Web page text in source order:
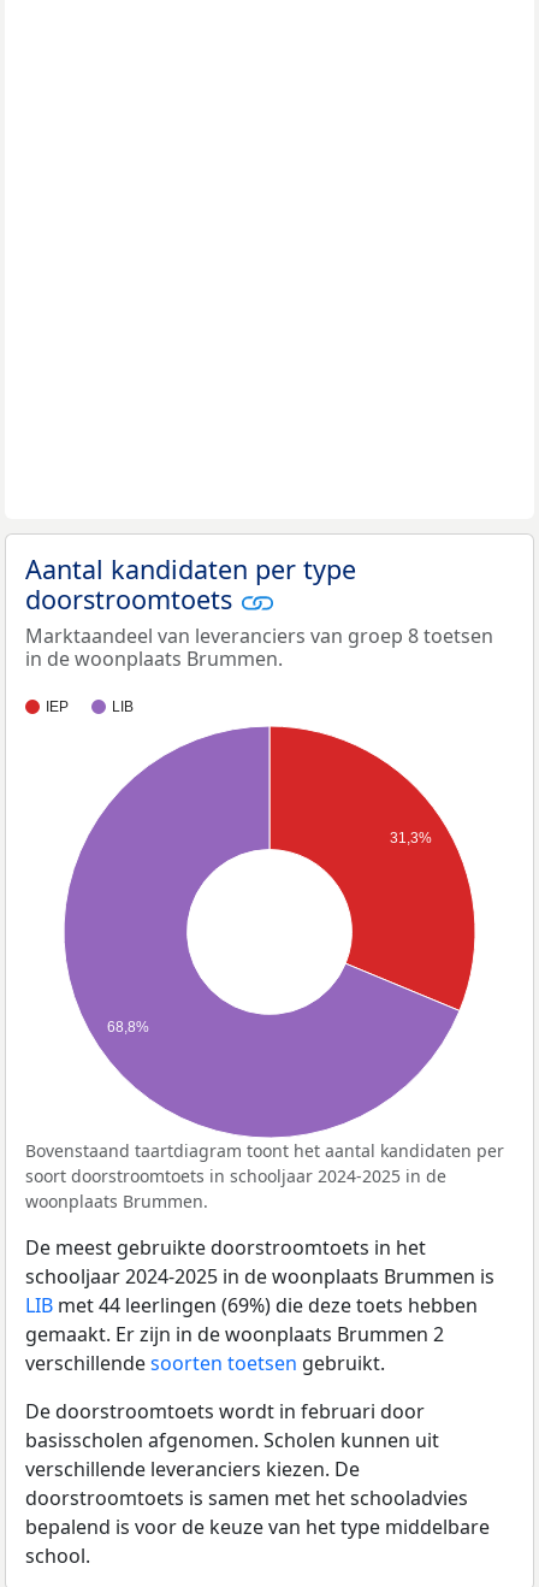
Aantal kandidaten per type
doorstroomtoets
Marktaandeel van leveranciers van groep 8 toetsen
in de woonplaats Brummen.
IEP LIB
31,3%
68,8%
Bovenstaand taartdiagram toont het aantal kandidaten per
soort doorstroomtoets in schooljaar 2024-2025 in de
woonplaats Brummen.
De meest gebruikte doorstroomtoets in het
schooljaar 2024-2025 in de woonplaats Brummen is
LIB met 44 leerlingen (69%) die deze toets hebben
gemaakt. Er zijn in de woonplaats Brummen 2
verschillendesoorten toetsen gebruikt.
De doorstroomtoets wordt in februari door
basisscholen afgenomen. Scholen kunnen uit
verschillende leveranciers kiezen. De
doorstroomtoets is samen met het schooladvies
bepalend is voor de keuze van het type middelbare
school.